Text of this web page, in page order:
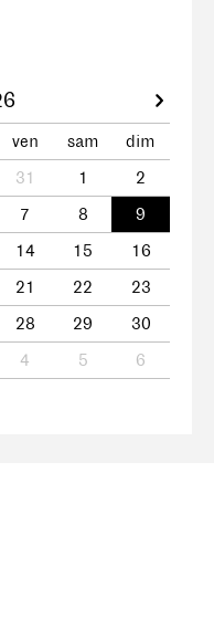
ven sam
dim
31 1
2
7 8
9
14 15
16
21 22
23
28 29
30
4 5 6